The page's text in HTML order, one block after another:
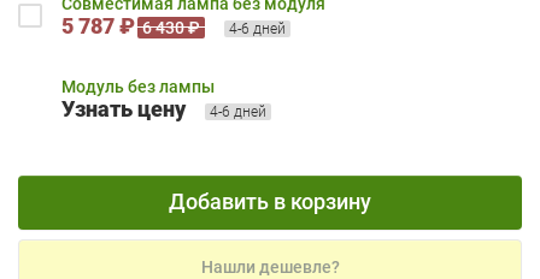
5 787 ₽ 6 430 ₽ 4-6 дней
Модуль без лампы
Узнать цену 4-6 дней
Добавить в корзину
Нашли дешевле?